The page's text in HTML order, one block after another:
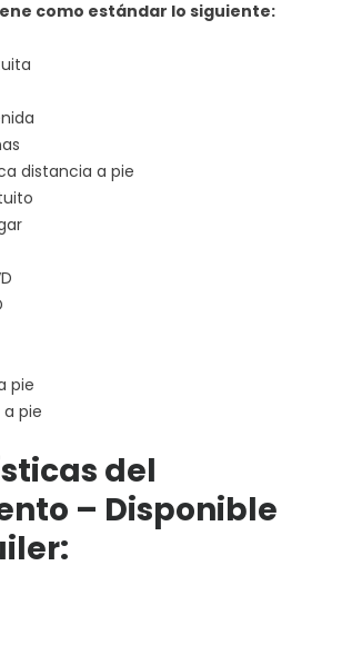
como estándar lo siguiente:
distancia a pie
pie
a pie
del
– Disponible